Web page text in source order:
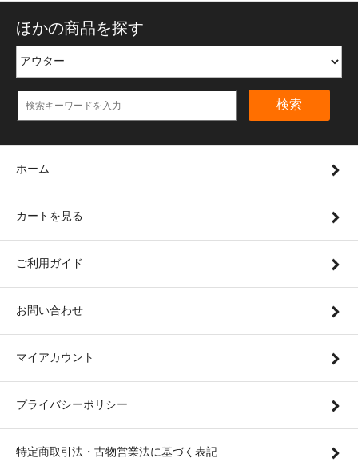
ほかの商品を探す
検索
ホーム
カートを見る
ご利用ガイド
お問い合わせ
マイアカウント
プライバシーポリシー
特定商取引法・古物営業法に基づく表記